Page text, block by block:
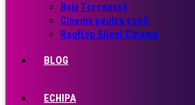
Baia Turcească
Cinema pentru copii
Rooftop Silent Cinema
BLOG
ECHIPA